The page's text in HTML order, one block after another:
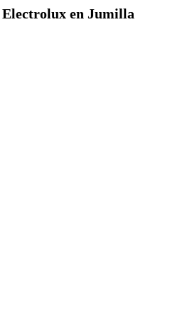
Electrolux en Jumilla